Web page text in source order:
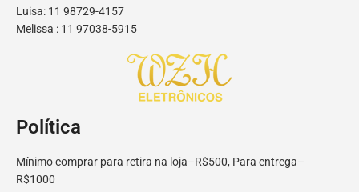
Luisa: 11 98729-4157
Melissa : 11 97038-5915
Política
Mínimo comprar para retira na loja–R$500, Para entrega–
R$1000